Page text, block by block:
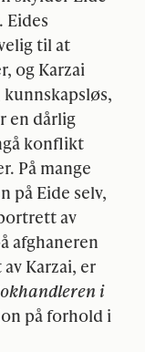
Eides
til at
og Karzai
en dårlig
konflikt
På mange
på Eide selv,
av
afghaneren
Karzai, er
i
på forhold i